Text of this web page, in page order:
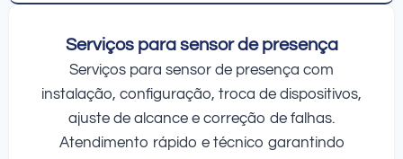
Serviços para sensor de presença
Serviços para sensor de presença com
instalação, configuração, troca de dispositivos,
ajuste de alcance e correção de falhas.
Atendimento rápido e técnico garantindo